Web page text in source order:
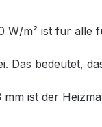
W/m² ist für alle
Das bedeutet,
ist der